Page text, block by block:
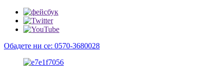
Обадете ни се: 0570-3680028